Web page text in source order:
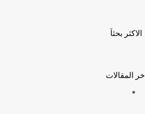
الاكثر بحثاَ
اخر المقالات